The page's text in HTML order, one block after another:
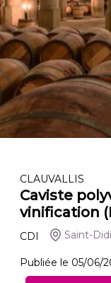
CLAUVALLIS
Caviste
vinification
CDI Saint-
Publiée le 05/06/